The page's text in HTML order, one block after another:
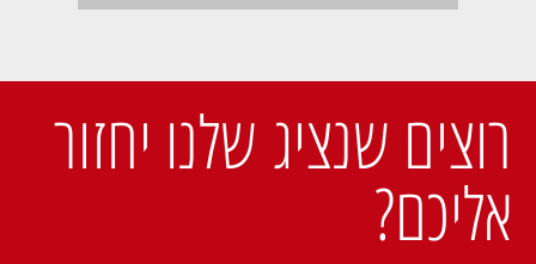
רוצים שנציג שלנו יחזור
אליכם?